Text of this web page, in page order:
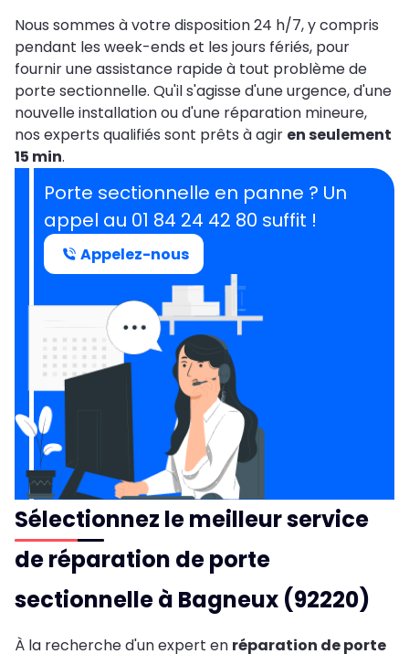
Nous sommes à votre disposition 24 h/7, y compris
pendant les week-ends et les jours fériés, pour
fournir une assistance rapide à tout problème de
porte sectionnelle. Qu'il s'agisse d'une urgence, d'une
nouvelle installation ou d'une réparation mineure,
nos experts qualifiés sont prêts à agir en seulement
15 min.
Porte sectionnelle en panne ? Un
appel au 01 84 24 42 80 suffit !
Appelez-nous
Sélectionnez le meilleur service
de réparation de porte
sectionnelle à Bagneux (92220)
À la recherche d'un expert en réparation de porte